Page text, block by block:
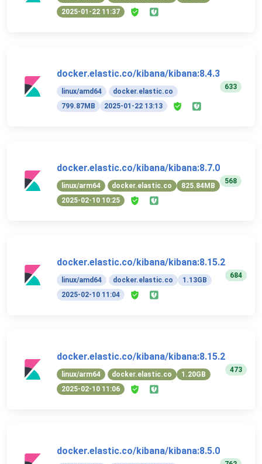
2025-01-22 11:37
docker.elastic.co/kibana/kibana:8.4.3
linux/amd64
docker.elastic.co
799.87MB
2025-01-22 13:13
633
docker.elastic.co/kibana/kibana:8.7.0
linux/arm64 docker.elastic.co
825.84MB
2025-02-10 10:25
568
docker.elastic.co/kibana/kibana:8.15.2
linux/amd64 docker.elastic.co
1.13GB
2025-02-10 11:04
684
docker.elastic.co/kibana/kibana:8.15.2
linux/arm64 docker.elastic.co
1.20GB
2025-02-10 11:06
473
docker.elastic.co/kibana/kibana:8.5.0